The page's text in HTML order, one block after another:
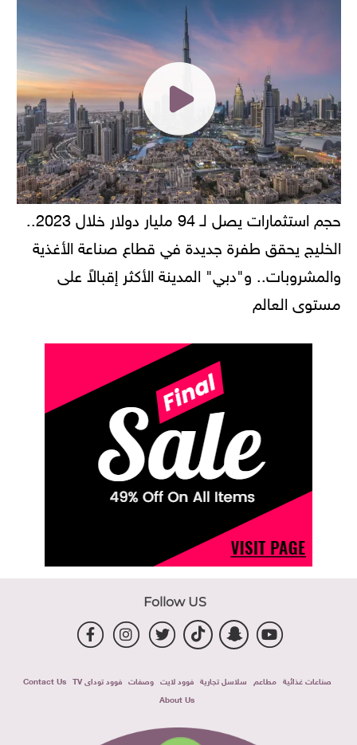
حجم استثمارات يصل لـ 94 مليار دولار خلال 2023..
الخليج يحقق طفرة جديدة في قطاع صناعة الأغذية
والمشروبات.. و"دبي" المدينة الأكثر إقبالاً على
مستوى العالم
Follow US
صناعات غذائية مطاعم سلاسل تجارية فوود لايت وصفات فوود توداى TV
Contact Us
About Us